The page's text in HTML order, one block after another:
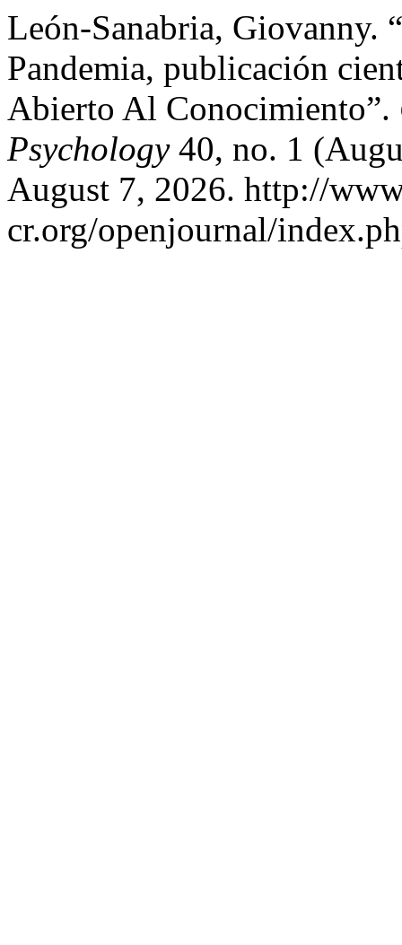
León-Sanabria,
Pandemia, publicación
Abierto Al Conocimiento”.
Psychology40, no. 1
August 7, 2026. http://
cr.org/openjournal/